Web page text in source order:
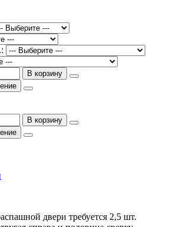
В корзину
В корзину
двери требуется 2,5 шт.